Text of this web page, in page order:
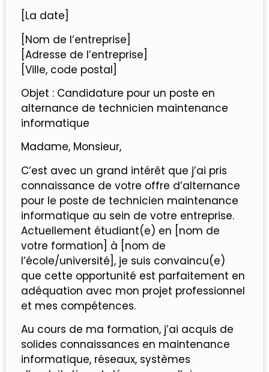
[La date]
[Nom de l’entreprise]
[Adresse de l’entreprise]
[Ville, code postal]
Objet : Candidature pour un poste en
alternance de technicien maintenance
informatique
Madame, Monsieur,
C’est avec un grand intérêt que j’ai pris
connaissance de votre offre d’alternance
pour le poste de technicien maintenance
informatique au sein de votre entreprise.
Actuellement étudiant(e) en [nom de
votre formation] à [nom de
l’école/université], je suis convaincu(e)
que cette opportunité est parfaitement en
adéquation avec mon projet professionnel
et mes compétences.
Au cours de ma formation, j’ai acquis de
solides connaissances en maintenance
informatique, réseaux, systèmes